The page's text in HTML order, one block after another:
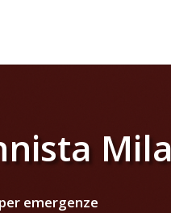
emergenze